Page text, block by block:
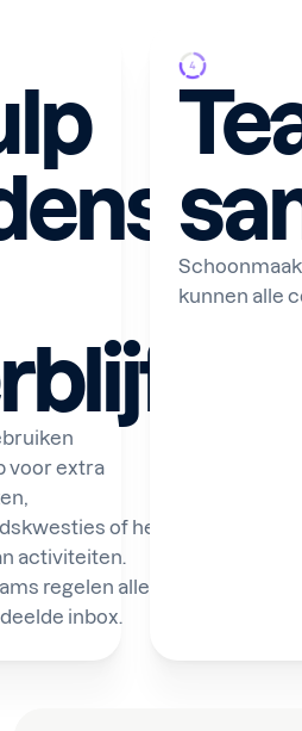
voor extra
of het
activiteiten.
regelen alles
inbox.
kunnen alle